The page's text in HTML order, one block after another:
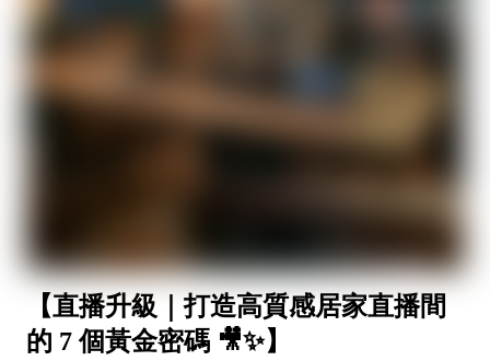
【直播升級｜打造高質感居家直播間
的 7 個黃金密碼 🎥✨】